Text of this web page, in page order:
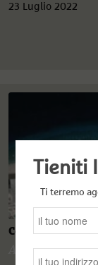
23 Luglio 2022
Collane di
Alessandra
Tieniti
Ti terremo